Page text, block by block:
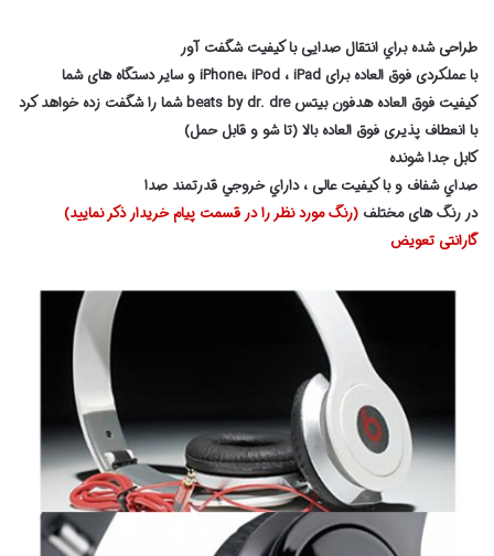
طراحی شده براي انتقال صدايی با كيفيت شگفت آور
با عملكردی فوق العاده برای iPhone، iPod ، iPad و سایر دستگاه های شما
كيفيت فوق العاده هدفون بيتس beats by dr. dre شما را شگفت زده خواهد كرد
با انعطاف پذيری فوق العاده بالا (تا شو و قابل حمل)
کابل جدا شونده
صداي شفاف و با كيفيت عالی ، داراي خروجي قدرتمند صدا
در رنگ های مختلف (رنگ مورد نظر را در قسمت پیام خریدار ذکر نمایید)
گارانتی تعویض